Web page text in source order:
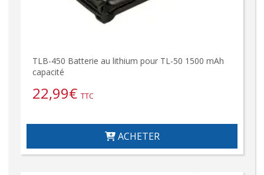
TLB-450 Batterie au lithium pour TL-50 1500 mAh
capacité
22,99€ TTC
ACHETER